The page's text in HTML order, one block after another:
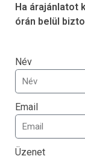
Ha árajánlatot
órán belül
Név
Email
Üzenet